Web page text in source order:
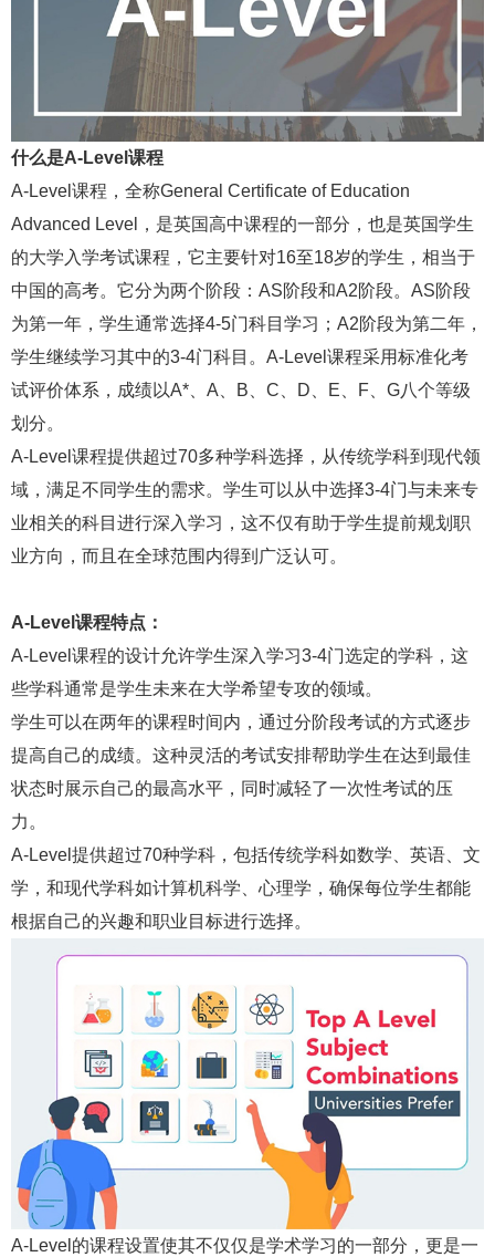
什么是A-Level课程
A-Level课程，全称General Certificate of Education
Advanced Level，是英国高中课程的一部分，也是英国学生
的大学入学考试课程，它主要针对16至18岁的学生，相当于
中国的高考。它分为两个阶段：AS阶段和A2阶段。AS阶段
为第一年，学生通常选择4-5门科目学习；A2阶段为第二年，
学生继续学习其中的3-4门科目。A-Level课程采用标准化考
试评价体系，成绩以A*、A、B、C、D、E、F、G八个等级
划分。
A-Level课程提供超过70多种学科选择，从传统学科到现代领
域，满足不同学生的需求。学生可以从中选择3-4门与未来专
业相关的科目进行深入学习，这不仅有助于学生提前规划职
业方向，而且在全球范围内得到广泛认可。
A-Level课程特点：
A-Level课程的设计允许学生深入学习3-4门选定的学科，这
些学科通常是学生未来在大学希望专攻的领域。
学生可以在两年的课程时间内，通过分阶段考试的方式逐步
提高自己的成绩。这种灵活的考试安排帮助学生在达到最佳
状态时展示自己的最高水平，同时减轻了一次性考试的压
力。
A-Level提供超过70种学科，包括传统学科如数学、英语、文
学，和现代学科如计算机科学、心理学，确保每位学生都能
根据自己的兴趣和职业目标进行选择。
A-Level的课程设置使其不仅仅是学术学习的一部分，更是一